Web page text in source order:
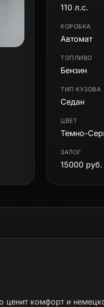
110 л.с.
КОРОБКА
Автомат
ТОПЛИВО
Бензин
ТИП КУЗОВА
Седан
ЦВЕТ
Темно-
ЗАЛОГ
15000 руб.
комфорт и